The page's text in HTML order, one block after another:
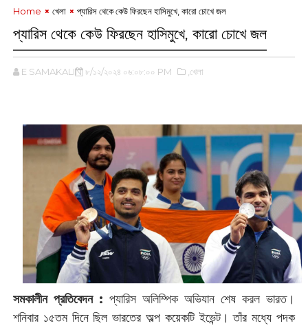
Home খেলা প্যারিস থেকে কেউ ফিরছেন হাসিমুখে, কারো চোখে জল
প্যারিস থেকে কেউ ফিরছেন হাসিমুখে, কারো চোখে জল
E SAMAKALIN ৮/১২/২০২৪ ০৬:০৮:০০ PM ,খেলা
সমকালীন প্রতিবেদন : প্যারিস অলিম্পিক অভিযান শেষ করল ভারত।
শনিবার ১৫তম দিনে ছিল ভারতের অল্প কয়েকটি ইভেন্ট। তাঁর মধ্যে পদক